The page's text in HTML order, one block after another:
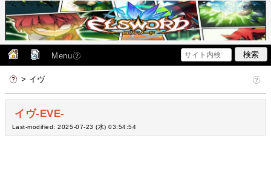
Menu
> イヴ
イヴ-EVE-
Last-modified: 2025-07-23 (水) 03:54:54